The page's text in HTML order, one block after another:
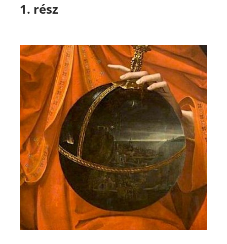
1. rész